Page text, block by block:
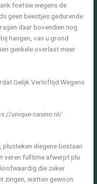
foetsie wegens de
geen beestjes gedurende
daar bovendien nog
hangen, van u grond
genkele overlast meer
Gelijk Verloftijd Wegens
diegene bestaan
veren fulltime afwerpt plu
die zeker
zingen, watten gewoon